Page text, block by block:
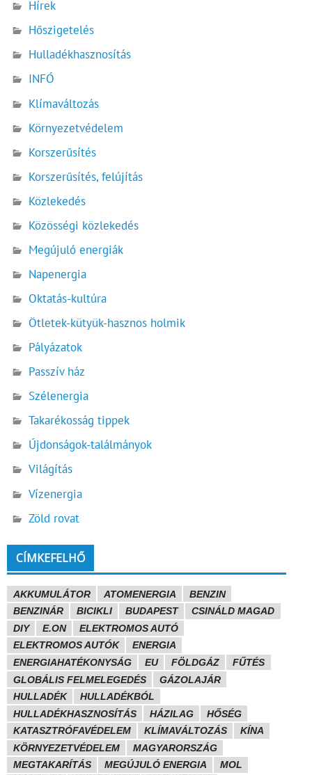
Hírek
Hőszigetelés
Hulladékhasznosítás
INFÓ
Klímaváltozás
Környezetvédelem
Korszerűsítés
Korszerűsítés, felújítás
Közlekedés
Közösségi közlekedés
Megújuló energiák
Napenergia
Oktatás-kultúra
Ötletek-kütyük-hasznos holmik
Pályázatok
Passzív ház
Szélenergia
Takarékosság tippek
Újdonságok-találmányok
Világítás
Vízenergia
Zöld rovat
CÍMKEFELHŐ
AKKUMULÁTOR ATOMENERGIA
BENZIN
BENZINÁR
BICIKLI BUDAPEST
CSINÁLD MAGAD
DIY
E.ON
ELEKTROMOS AUTÓ
ELEKTROMOS AUTÓK
ENERGIA
ENERGIAHATÉKONYSÁG
EU FÖLDGÁZ
FŰTÉS
GLOBÁLIS FELMELEGEDÉS
GÁZOLAJÁR
HULLADÉK
HULLADÉKBÓL
HULLADÉKHASZNOSÍTÁS
HÁZILAG
HŐSÉG
KATASZTRÓFAVÉDELEM
KLÍMAVÁLTOZÁS
KÍNA
KÖRNYEZETVÉDELEM
MAGYARORSZÁG
MEGTAKARÍTÁS
MEGÚJULÓ ENERGIA
MOL